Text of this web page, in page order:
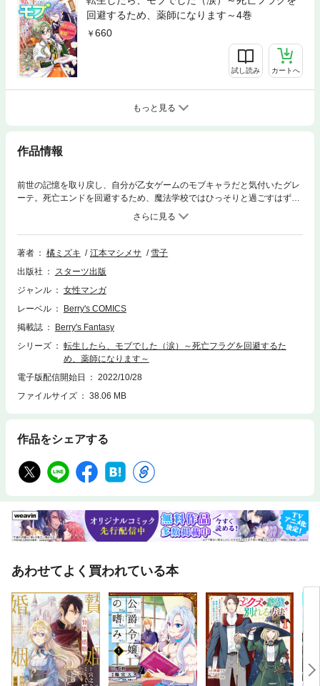
回避するため、薬師になります～4巻
660
試し読み カートへ
もっと見る
作品情報
前世の記憶を取り戻し、自分が乙女ゲームのモブキャラだと気付いたグレ
ーテ。死亡エンドを回避するため、魔法学校ではひっそりと過ごすはずが
――まさかの悪役令嬢やヒロインと大のお友達に！ みんなで授業を受けた
りお昼を作ったり、使い魔を召喚したり…あれ、当初の予定とは全く違う
んですが!? シナリオにはない出来事に戸惑うグレーテ。そんなある日、父
に強制され婿探しのために国家魔法薬師が集うパーティに参加すること
っこをされて......!? 一方、闇魔法使いの動きにも不穏な気配が…。メイン
キャラ達の感情を操ろうとするその目的は一体――!? 不運令嬢の異世界生
Vol. 30・31・33・35・36に収録されています。重複購入にご注意くださ
い)
著者 橘ミズキ 江本マシメサ
雪子
出版社
スターツ出版
ジャンル
女性マンガ
レーベル
Berry's COMICS
掲載誌
Berry's Fantasy
シリーズ
転生したら、モブでした（涙）～死亡フラグを回避するた
め、薬師になります～
電子版配信開始日
2022/10/28
ファイルサイズ
38.06 MB
作品をシェアする
あわせてよく買われている本